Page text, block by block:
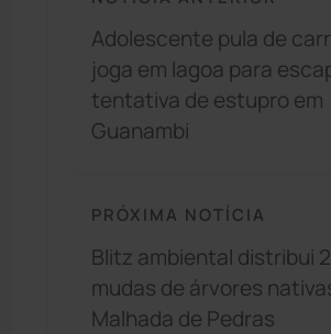
Adolescente pula de
joga em lagoa para
tentativa de estupro em
Guanambi
PRÓXIMA NOTÍCIA
Blitz ambiental distribui
mudas de árvores
Malhada de Pedras